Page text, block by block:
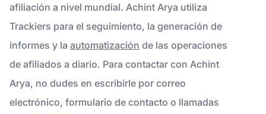
afiliación a nivel mundial. Achint Arya utiliza
Trackiers para el seguimiento, la generación de
informes y la automatización de las operaciones
de afiliados a diario. Para contactar con Achint
Arya, no dudes en escribirle por correo
electrónico, formulario de contacto o llamadas